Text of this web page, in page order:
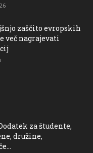
zaščito evropskih
več nagrajevati
za študente,
družine,